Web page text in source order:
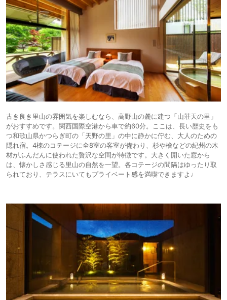
古き良き里山の雰囲気を楽しむなら、高野山の麓に建つ「山荘天の里」
がおすすめです。関西国際空港から車で約60分。ここは、長い歴史をも
つ和歌山県かつらぎ町の「天野の里」の中に静かに佇む、大人のための
隠れ宿。4棟のコテージに全8室の客室が備わり、杉や檜などの紀州の木
材がふんだんに使われた贅沢な空間が特徴です。大きく開いた窓から
は、懐かしさ感じる里山の自然を一望。各コテージの間隔はゆったり取
られており、テラスにいてもプライベート感を満喫できますよ♩